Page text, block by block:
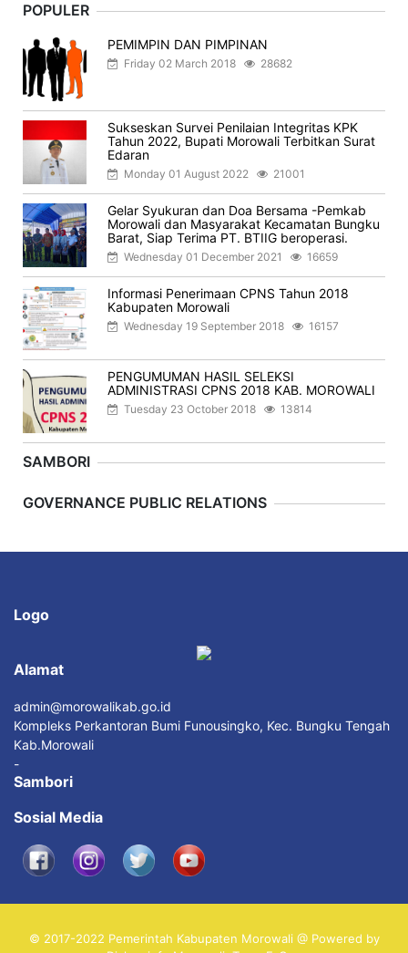
POPULER
PEMIMPIN DAN PIMPINAN
Friday 02 March 2018 28682
Sukseskan Survei Penilaian Integritas KPK
Tahun 2022, Bupati Morowali Terbitkan Surat
Edaran
Monday 01 August 2022 21001
Gelar Syukuran dan Doa Bersama -Pemkab
Morowali dan Masyarakat Kecamatan Bungku
Barat, Siap Terima PT. BTIIG beroperasi.
Wednesday 01 December 2021 16659
Informasi Penerimaan CPNS Tahun 2018
Kabupaten Morowali
Wednesday 19 September 2018 16157
PENGUMUMAN HASIL SELEKSI
ADMINISTRASI CPNS 2018 KAB. MOROWALI
Tuesday 23 October 2018 13814
SAMBORI
Previous
GOVERNANCE PUBLIC RELATIONS
Logo
Alamat
admin@morowalikab.go.id
Kompleks Perkantoran Bumi Funousingko, Kec. Bungku Tengah
Kab.Morowali
-
Sambori
Sosial Media
© 2017-2022 Pemerintah Kabupaten Morowali @ Powered by